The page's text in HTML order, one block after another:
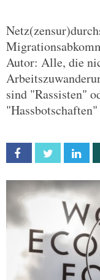
Autor: Alle, die
sind "Rassisten"
Facebook Twitter